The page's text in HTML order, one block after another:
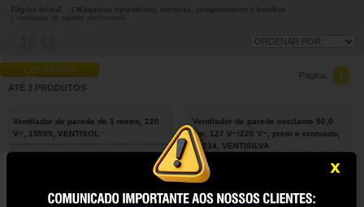
Página Inicial
| Máquinas operatrizes, motores, compressores e bombas
COMPARAR
ATÉ 3 PRODUTOS
Página: 1
Ventilador de parede de 1 metro, 220
V~, 15599, VENTISOL
Ventilador de parede oscilante 50,0
cm, 127 V~/220 V~, preto e cromado,
10234, VENTISILVA